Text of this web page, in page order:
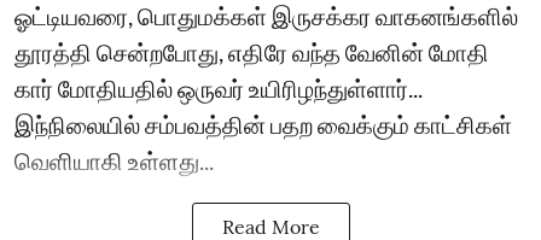
ஓட்டியவரை, பொதுமக்கள் இருசக்கர வாகனங்களில்
தூரத்தி சென்றபோது, எதிரே வந்த வேனின் மோதி
கார் மோதியதில் ஒருவர் உயிரிழந்துள்ளார்...
இந்நிலையில் சம்பவத்தின் பதற வைக்கும் காட்சிகள்
வெளியாகி உள்ளது...
Read More